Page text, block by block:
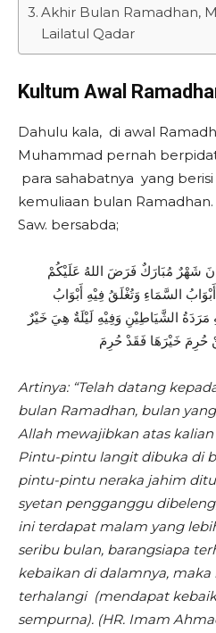
Akhir Bulan Ramadhan,
Lailatul Qadar
Kultum Awal
Dahulu kala, di awal
Muhammad pernah
para sahabatnya yang
kemuliaan bulan Ramadhan.
Saw. bersabda;
شَهْرٌ مُبَارَكٌ فَرَضَ اللهُ عَلَيْكُمْ
السَّمَاءِ وَتُغْلَقُ فِيْهِ أَبْوَابُ
مَرَدَةُ الشَّيَاطِيْنِ وَفِيْهِ لَيْلَةٌ هِيَ خَيْرٌ
خَيْرَهَا فَقَدْ حُرِمَ
Artinya: “Telah datang
bulan Ramadhan, bulan
Allah mewajibkan atas kalian
Pintu-pintu langit dibuka di
pintu-pintu neraka jahim
syetan pengganggu
ini terdapat malam yang
seribu bulan, barangsiapa
kebaikan di dalamnya, maka
terhalangi (mendapat
sempurna). (HR. Imam